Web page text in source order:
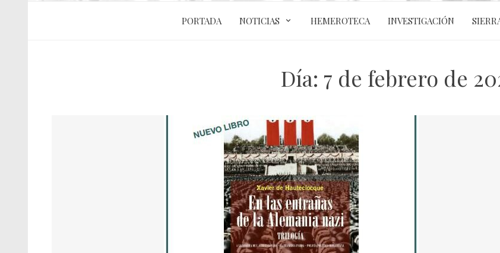
PORTADA NOTICIAS HEMEROTECA INVESTIGACIÓN
Día: 7 de febrero de